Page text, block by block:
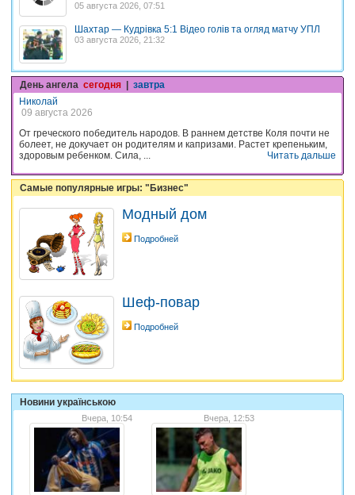
05 августа 2026, 07:51
Шахтар — Кудрівка 5:1 Відео голів та огляд матчу УПЛ
03 августа 2026, 21:32
День ангела сегодня | завтра
Николай
09 августа 2026
От греческого победитель народов. В раннем детстве Коля почти не
болеет, не докучает он родителям и капризами. Растет крепеньким,
здоровым ребенком. Сила, ...
Читать дальше
Самые популярные игры: "Бизнес"
Модный дом
Подробней
Шеф-повар
Подробней
Новини українською
Вчера, 10:54 Вчера, 12:53